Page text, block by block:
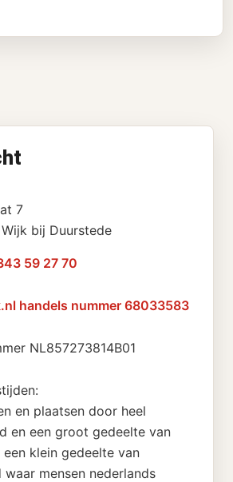
7
bij Duurstede
59 27 70
handels nummer 68033583
NL857273814B01
en plaatsen door heel
en een groot gedeelte van
een klein gedeelte van
waar mensen nederlands